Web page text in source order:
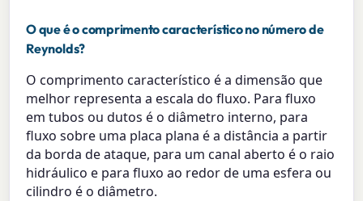
O que é o comprimento característico no número de
Reynolds?
O comprimento característico é a dimensão que
melhor representa a escala do fluxo. Para fluxo
em tubos ou dutos é o diâmetro interno, para
fluxo sobre uma placa plana é a distância a partir
da borda de ataque, para um canal aberto é o raio
hidráulico e para fluxo ao redor de uma esfera ou
cilindro é o diâmetro.